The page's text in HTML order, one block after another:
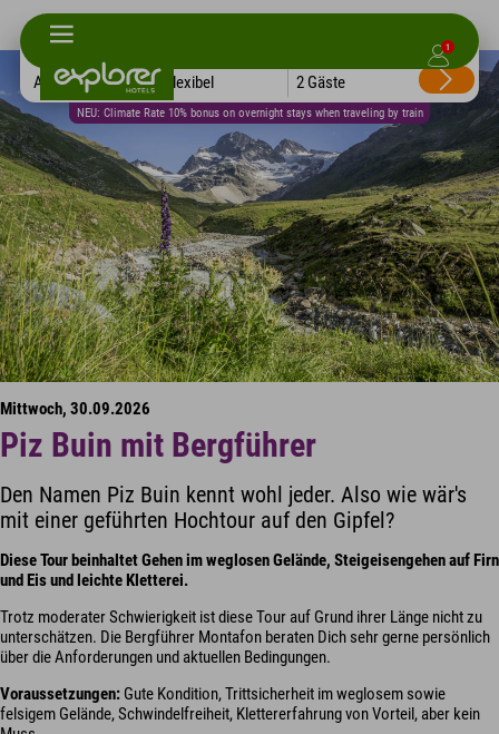
1
NEU: Climate Rate 10% bonus on overnight stays when traveling by train
Alle Hotels Flexibel 2 Gäste
Mittwoch, 30.09.2026
Piz Buin mit Bergführer
Den Namen Piz Buin kennt wohl jeder. Also wie wär's
mit einer geführten Hochtour auf den Gipfel?
Diese Tour beinhaltet Gehen im weglosen Gelände, Steigeisengehen auf Firn
und Eis und leichte Kletterei.
Trotz moderater Schwierigkeit ist diese Tour auf Grund ihrer Länge nicht zu
unterschätzen. Die Bergführer Montafon beraten Dich sehr gerne persönlich
über die Anforderungen und aktuellen Bedingungen.
Voraussetzungen: Gute Kondition, Trittsicherheit im weglosem sowie
felsigem Gelände, Schwindelfreiheit, Klettererfahrung von Vorteil, aber kein